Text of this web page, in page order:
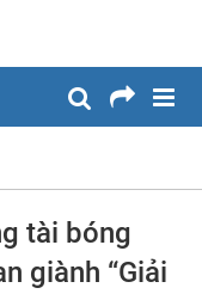
tài bóng
giành “Giải